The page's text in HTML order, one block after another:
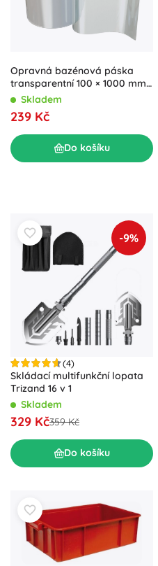
Opravná bazénová páska
transparentní 100 × 1000 mm
EMOS
Skladem
239 Kč
Do košíku
-9%
(4)
Skládací multifunkční lopata
Trizand 16 v 1
Skladem
329 Kč359 Kč
Do košíku